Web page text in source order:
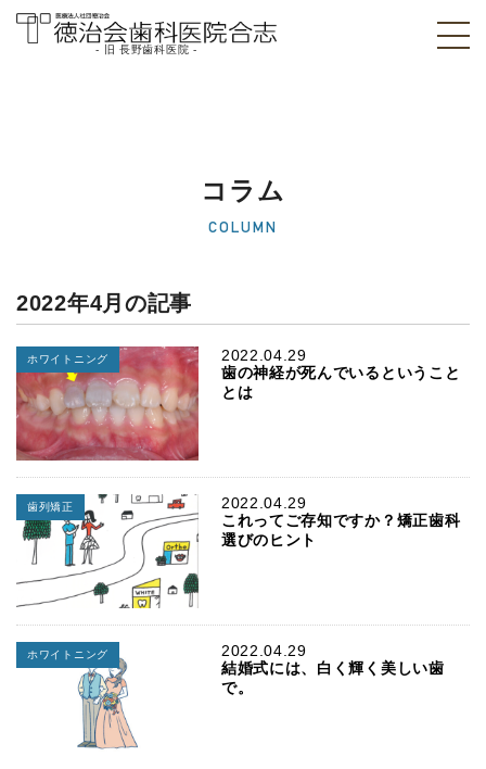
医院]｜熊本県合志
- 旧 長野歯科医院 -
コラム
COLUMN
2022年4月の記事
2022.04.29
ホワイトニング
歯の神経が死んでいるということ
とは
2022.04.29
歯列矯正
これってご存知ですか？矯正歯科
選びのヒント
2022.04.29
ホワイトニング
結婚式には、白く輝く美しい歯
で。